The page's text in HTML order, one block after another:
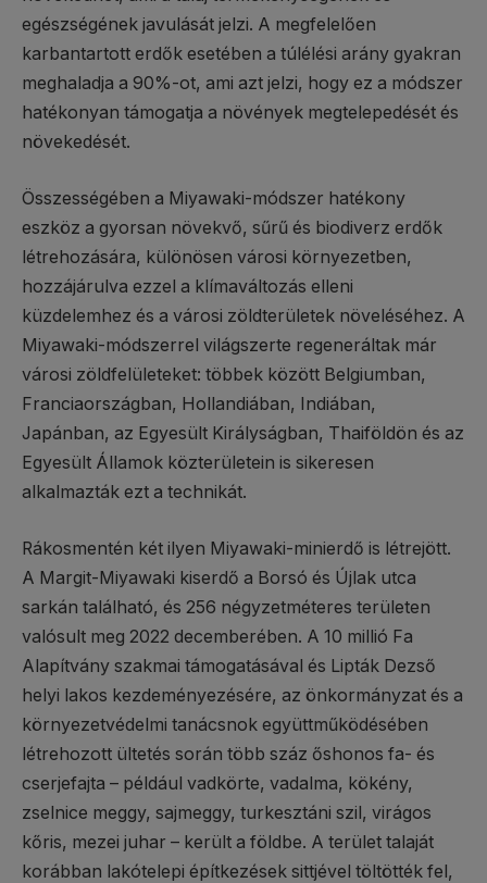
egészségének javulását jelzi. A megfelelően
karbantartott erdők esetében a túlélési arány gyakran
meghaladja a 90%-ot, ami azt jelzi, hogy ez a módszer
hatékonyan támogatja a növények megtelepedését és
növekedését.
Összességében a Miyawaki-módszer hatékony
eszköz a gyorsan növekvő, sűrű és biodiverz erdők
létrehozására, különösen városi környezetben,
hozzájárulva ezzel a klímaváltozás elleni
küzdelemhez és a városi zöldterületek növeléséhez. A
Miyawaki-módszerrel világszerte regeneráltak már
városi zöldfelületeket: többek között Belgiumban,
Franciaországban, Hollandiában, Indiában,
Japánban, az Egyesült Királyságban, Thaiföldön és az
Egyesült Államok közterületein is sikeresen
alkalmazták ezt a technikát.
Rákosmentén két ilyen Miyawaki-minierdő is létrejött.
A Margit-Miyawaki kiserdő a Borsó és Újlak utca
sarkán található, és 256 négyzetméteres területen
valósult meg 2022 decemberében. A 10 millió Fa
Alapítvány szakmai támogatásával és Lipták Dezső
helyi lakos kezdeményezésére, az önkormányzat és a
környezetvédelmi tanácsnok együttműködésében
létrehozott ültetés során több száz őshonos fa- és
cserjefajta – például vadkörte, vadalma, kökény,
zselnice meggy, sajmeggy, turkesztáni szil, virágos
kőris, mezei juhar – került a földbe. A terület talaját
korábban lakótelepi építkezések sittjével töltötték fel,